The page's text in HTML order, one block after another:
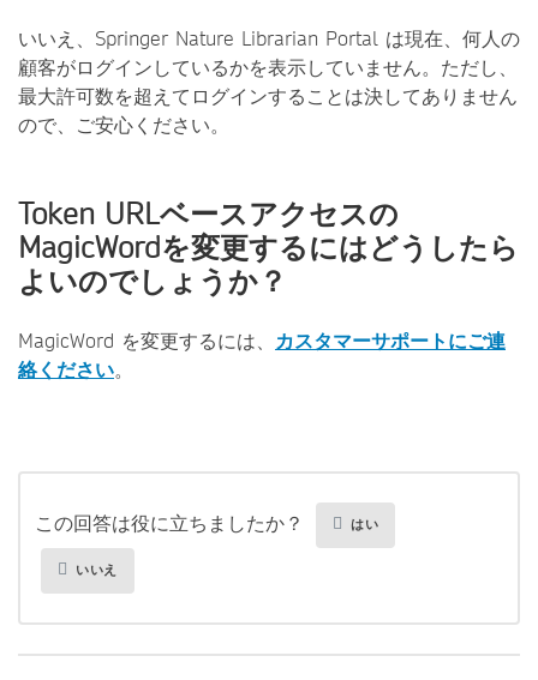
いいえ、Springer Nature Librarian Portal は現在、何人の
顧客がログインしているかを表示していません。ただし、
最大許可数を超えてログインすることは決してありません
ので、ご安心ください。
Token URLベースアクセスの
MagicWordを変更するにはどうしたら
よいのでしょうか？
MagicWord を変更するには、 カスタマーサポートにご連
絡ください。
この回答は役に立ちましたか？ はい
いいえ